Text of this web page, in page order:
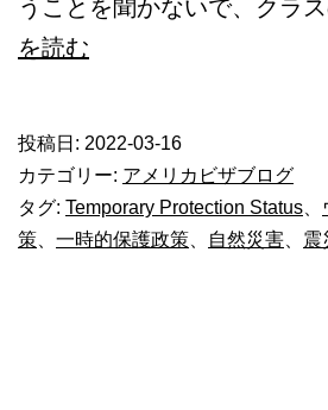
うことを聞かないで、クラ
を読む
イ
ナ
国
投稿日: 2022-03-16
カテゴリー: アメリカビザブログ
タグ: Temporary Protection Status、
策、 一時的保護政策、 自然災害、 震